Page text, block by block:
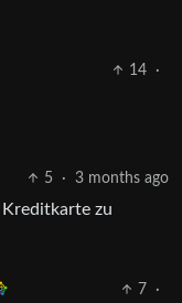
14
·
5 · 3 months ago
Kreditkarte zu
7
·